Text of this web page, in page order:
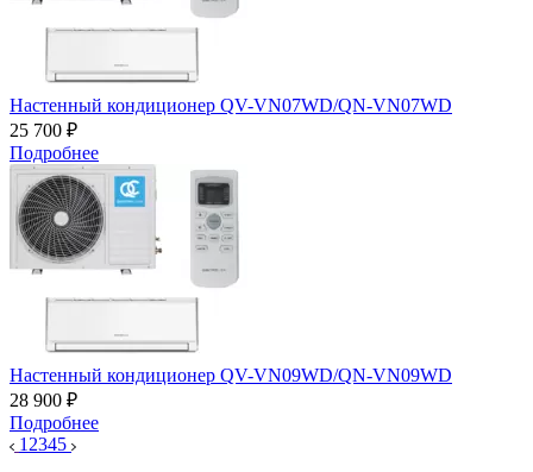
Настенный кондиционер QV-VN07WD/QN-VN07WD
25 700 ₽
Подробнее
Настенный кондиционер QV-VN09WD/QN-VN09WD
28 900 ₽
Подробнее
1 2345